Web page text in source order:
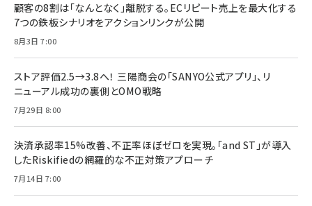
顧客の8割は「なんとなく」離脱する。ECリピート売上を最大化する
7つの鉄板シナリオをアクションリンクが公開
8月3日 7:00
ストア評価2.5→3.8へ！ 三陽商会の「SANYO公式アプリ」、リ
ニューアル成功の裏側とOMO戦略
7月29日 8:00
決済承認率15%改善、不正率ほぼゼロを実現。「and ST」が導入
したRiskifiedの網羅的な不正対策アプローチ
7月14日 7:00